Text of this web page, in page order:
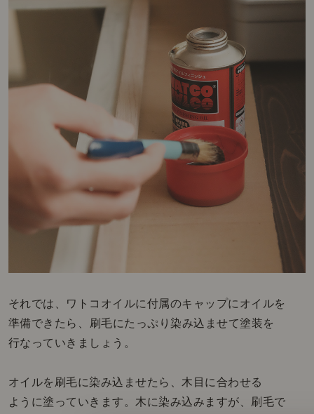
それでは、ワトコオイルに付属のキャップにオイルを
準備できたら、刷毛にたっぷり染み込ませて塗装を
行なっていきましょう。
オイルを刷毛に染み込ませたら、木目に合わせる
ように塗っていきます。木に染み込みますが、刷毛で